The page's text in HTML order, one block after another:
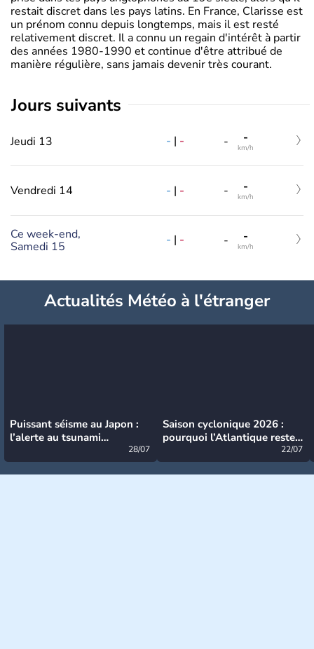
restait discret dans les pays latins. En France, Clarisse est
un prénom connu depuis longtemps, mais il est resté
relativement discret. Il a connu un regain d'intérêt à partir
des années 1980-1990 et continue d'être attribué de
manière régulière, sans jamais devenir très courant.
jours suivants
Jeudi 13 - | - - -
km/h
Vendredi 14 - | - - -
km/h
Ce week-end,
Samedi 15
- | - - -
km/h
Actualités Météo à l'étranger
Puissant séisme au Japon :
l’alerte au tsunami
28/07
Saison cyclonique 2026 :
pourquoi l’Atlantique reste
22/07